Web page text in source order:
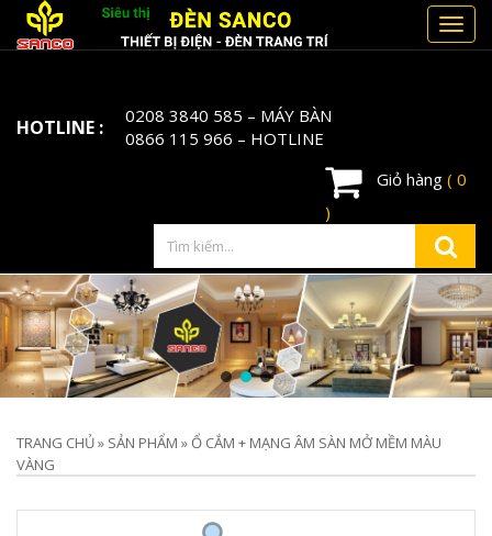
HOTLINE : 0208 3840 585 – MÁY BÀN
0866 115 966 – HOTLINE
Giỏ hàng ( 0
)
TRANG CHỦ» SẢN PHẨM »Ổ CẮM + MẠNG ÂM SÀN MỞ MỀM MÀU
VÀNG